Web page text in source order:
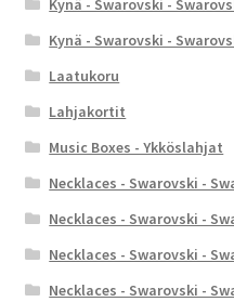
Kynä - Swarovski -
Kynä - Swarovski -
Laatukoru
Lahjakortit
Music Boxes - Ykköslahjat
Necklaces - Swarovski -
Necklaces - Swarovski -
Necklaces - Swarovski -
Necklaces - Swarovski -